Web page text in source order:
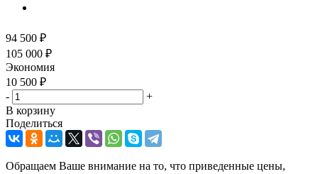
94 500 ₽
105 000 ₽
Экономия
10 500 ₽
-
+
В корзину
Поделиться
Обращаем Ваше внимание на то, что приведенные цены,